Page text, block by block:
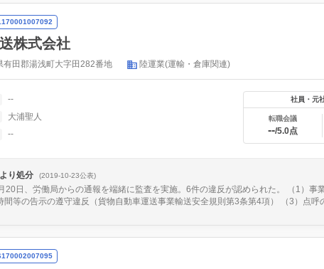
株式会社
有田郡湯浅町大字田282番地 陸運業(運輸・倉庫関連)
--
大浦聖人
--
社員・元
転職会議
--/5.0点
り処分 (2019-10-23公表)
20日、労働局からの通報を端緒に監査を実施。6件の違反が認められた。 （1）事
間等の告示の遵守違反（貨物自動車運送事業輸送安全規則第3条第4項） （3）点